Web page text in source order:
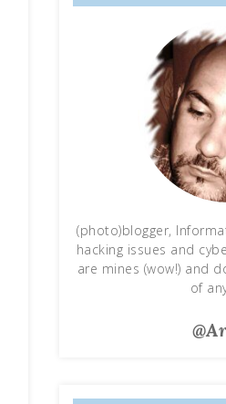
(photo)blogger,
hacking issues and
are mines (wow!) and
of